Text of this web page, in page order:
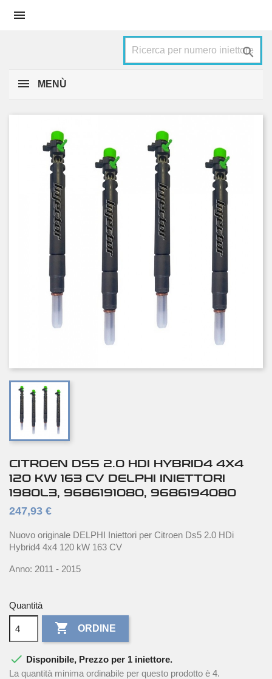


MENÙ
CITROEN DS5 2.0 HDI HYBRID4 4X4
120 KW 163 CV DELPHI INIETTORI
1980L3, 9686191080, 9686194080
247,93 €
Nuovo originale DELPHI Iniettori per Citroen Ds5 2.0 HDi
Hybrid4 4x4 120 kW 163 CV
Anno: 2011 - 2015
Quantità
 ORDINE
 Disponibile, Prezzo per 1 iniettore.
La quantità minima ordinabile per questo prodotto è 4.